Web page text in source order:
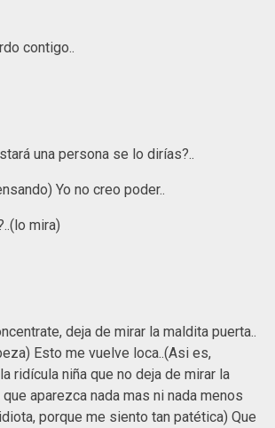
contigo..
una persona se lo dirías?..
Yo no creo poder..
mira)
deja de mirar la maldita puerta..
Esto me vuelve loca..(Asi es,
ridícula niña que no deja de mirar la
aparezca nada mas ni nada menos
porque me siento tan patética) Que